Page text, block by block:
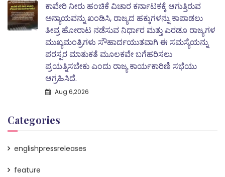
ಕಾವೇರಿ ನೀರು ಹಂಚಿಕೆ ವಿಚಾರ ಕರ್ನಾಟಕಕ್ಕೆ ಆಗುತ್ತಿರುವ
ಅನ್ಯಾಯವನ್ನು ಖಂಡಿಸಿ, ರಾಜ್ಯದ ಹಕ್ಕುಗಳನ್ನು ಕಾಪಾಡಲು
ತೀವ್ರ ಹೋರಾಟ ನಡೆಸುವ ನಿರ್ಧಾರ ಮತ್ತು ಎರಡೂ ರಾಜ್ಯಗಳ
ಮುಖ್ಯಮಂತ್ರಿಗಳು ಸೌಹಾರ್ದಯುತವಾಗಿ ಈ ಸಮಸ್ಯೆಯನ್ನು
ಪರಸ್ಪರ ಮಾತುಕತೆ ಮೂಲಕವೇ ಬಗೆಹರಿಸಲು
ಪ್ರಯತ್ನಿಸಬೇಕು ಎಂದು ರಾಜ್ಯ ಕಾರ್ಯಕಾರಿಣಿ ಸಭೆಯು
ಆಗ್ರಹಿಸಿದೆ.
Aug 6,2026
Categories
englishpressreleases
feature